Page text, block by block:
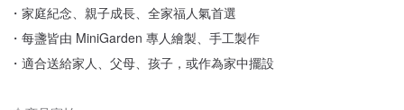
・家庭紀念、親子成長、全家福人氣首選
・每盞皆由 MiniGarden 專人繪製、手工製作
・適合送給家人、父母、孩子，或作為家中擺設